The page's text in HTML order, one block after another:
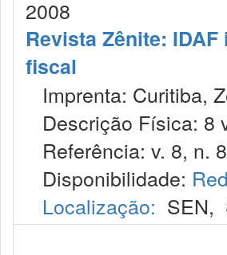
2008
Revista Zênite:
fiscal
Imprenta: Curitiba,
Descrição Física: 8
Referência: v. 8, n.
Disponibilidade:
Localização: SEN,